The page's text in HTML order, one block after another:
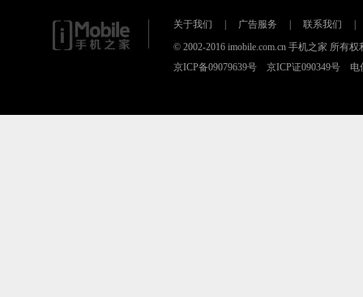
关于我们 广告服务 联系我们
© 2002-2016 imobile.com.cn 手机之家 所有
京ICP备09079639号 京ICP证090349号 电